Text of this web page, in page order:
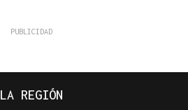
LA REGIÓN